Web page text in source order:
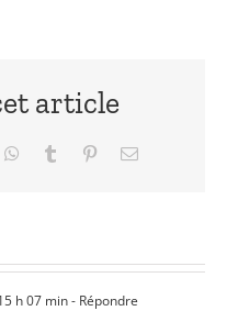
article
WhatsApp
Tumblr PinterestEmail
h 07 min- Répondre